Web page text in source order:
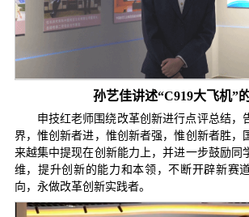
孙艺佳讲述“C919大飞机”
申技红老师围绕改革创新进行点评总结，
界，惟创新者进，惟创新者强，惟创新者胜，
来越集中提现在创新能力上，并进一步鼓励同
维，提升创新的能力和本领，不断开辟新赛
向，永做改革创新实践者。